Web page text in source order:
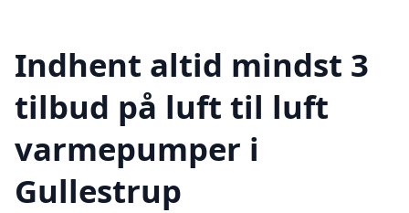
Indhent altid mindst 3
tilbud på luft til luft
varmepumper i
Gullestrup